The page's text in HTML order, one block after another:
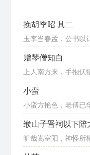
挽胡季昭 其二
玉李当春孟，公书以
赠琴僧知白
上人南方来，手抱伏
小蛮
小蛮方艳色，老傅已
缑山子晋祠以下
旷哉嵩室阳，神怪所